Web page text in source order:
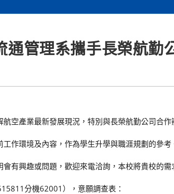
管理系攜手長榮航勤
空產業最新發展現況，特別與長榮航勤公司合作
作環境及內容，作為學生升學與職涯規劃的參考
有興趣或問題，歡迎來電洽詢，本校將貴校的需
分機62001），意願調查表：